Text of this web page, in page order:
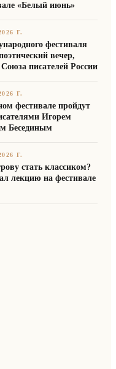
«Белый июнь»
Г.
фестиваля
вечер,
писателей России
Г.
фестивале пройдут
Игорем
Бесединым
Г.
стать классиком?
лекцию на фестивале